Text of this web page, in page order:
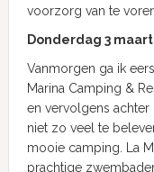
voorzorg van te
Donderdag 3
Vanmorgen ga ik
Marina Camping &
en vervolgens
niet zo veel te
mooie camping. La
prachtige